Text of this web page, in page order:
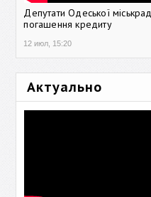
Депутати Одеської
погашення кредиту
12 июл, 15:20
Актуально